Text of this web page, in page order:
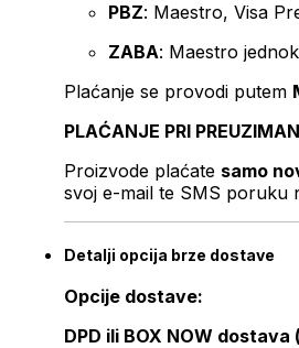
PBZ: Maestro, Visa
ZABA: Maestro
Plaćanje se provodi putem
PLAĆANJE PRI
Proizvode plaćate samo
svoj e-mail te SMS poruku
Detalji opcija brze dostave
Opcije dostave:
DPD ili BOX NOW